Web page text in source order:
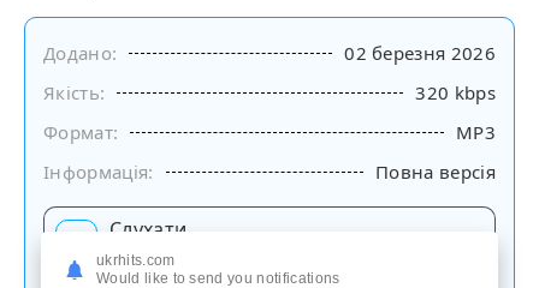
Додано:
02 березня 2026
Якість:
320 kbps
Формат:
MP3
Інформація:
Повна версія
Слухати
на сайті
ukrhits.com
Would like to send you notifications